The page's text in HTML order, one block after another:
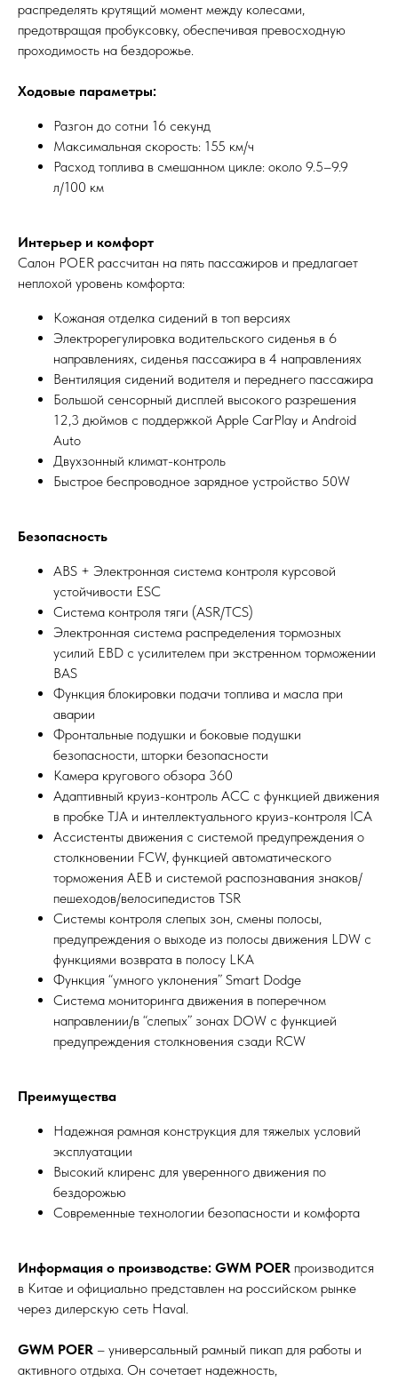
распределять крутящий момент между колесами,
предотвращая пробуксовку, обеспечивая превосходную
проходимость на бездорожье.
Ходовые параметры:
Разгон до сотни 16 секунд
Максимальная скорость: 155 км/ч
Расход топлива в смешанном цикле: около 9.5–9.9
л/100 км
Интерьер и комфорт
Салон POER рассчитан на пять пассажиров и предлагает
неплохой уровень комфорта:
Кожаная отделка сидений в топ версиях
Электрорегулировка водительского сиденья в 6
направлениях, сиденья пассажира в 4 направлениях
Вентиляция сидений водителя и переднего пассажира
Большой сенсорный дисплей высокого разрешения
12,3 дюймов с поддержкой Apple CarPlay и Android
Auto
Двухзонный климат-контроль
Быстрое беспроводное зарядное устройство 50W
Безопасность
ABS + Электронная система контроля курсовой
устойчивости ESC
Система контроля тяги (ASR/TCS)
Электронная система распределения тормозных
усилий EBD с усилителем при экстренном торможении
BAS
Функция блокировки подачи топлива и масла при
аварии
Фронтальные подушки и боковые подушки
безопасности, шторки безопасности
Камера кругового обзора 360
Адаптивный круиз-контроль ACC с функцией движения
в пробке TJA и интеллектуального круиз-контроля ICA
Ассистенты движения с системой предупреждения о
столкновении FCW, функцией автоматического
торможения AEB и системой распознавания знаков/
пешеходов/велосипедистов TSR
Системы контроля слепых зон, смены полосы,
предупреждения о выходе из полосы движения LDW с
функциями возврата в полосу LKA
Функция “умного уклонения” Smart Dodge
Система мониторинга движения в поперечном
направлении/в “слепых” зонах DOW с функцией
предупреждения столкновения сзади RCW
Преимущества
Надежная рамная конструкция для тяжелых условий
эксплуатации
Высокий клиренс для уверенного движения по
бездорожью
Современные технологии безопасности и комфорта
Информация о производстве: GWM POER производится
в Китае и официально представлен на российском рынке
через дилерскую сеть Haval.
GWM POER – универсальный рамный пикап для работы и
активного отдыха. Он сочетает надежность,